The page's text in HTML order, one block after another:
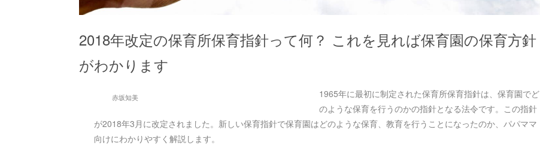
2018年改定の保育所保育指針って何？ これを見れば保育園の保育方針
がわかります
赤坂知美
1965年に最初に制定された保育所保育指針は、保育園でど
のような保育を行うのかの指針となる法令です。この指針
が2018年3月に改定されました。新しい保育指針で保育園はどのような保育、教育を行うことになったのか、パパママ
向けにわかりやすく解説します。